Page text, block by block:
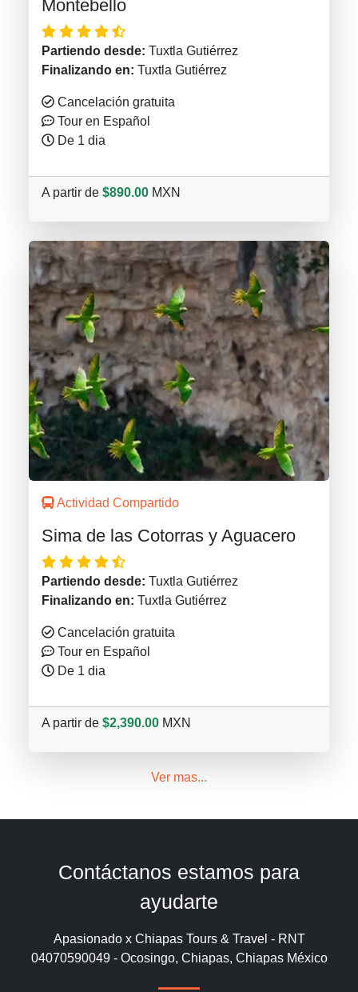
Montebello
Partiendo desde: Tuxtla Gutiérrez
Finalizando en: Tuxtla Gutiérrez
Cancelación gratuita
Tour en Español
De 1 dia
A partir de $890.00 MXN
Actividad Compartido
Sima de las Cotorras y Aguacero
Partiendo desde: Tuxtla Gutiérrez
Finalizando en: Tuxtla Gutiérrez
Cancelación gratuita
Tour en Español
De 1 dia
A partir de $2,390.00 MXN
Ver mas...
Contáctanos estamos para
ayudarte
Apasionado x Chiapas Tours & Travel - RNT
04070590049 - Ocosingo, Chiapas, Chiapas México